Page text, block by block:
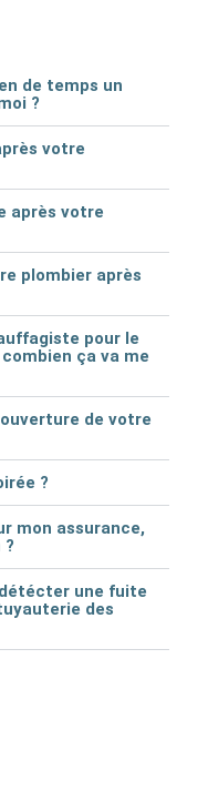
de temps un
?
votre
après votre
plombier après
pour le
ça va me
de votre
?
mon assurance,
?
une fuite
des